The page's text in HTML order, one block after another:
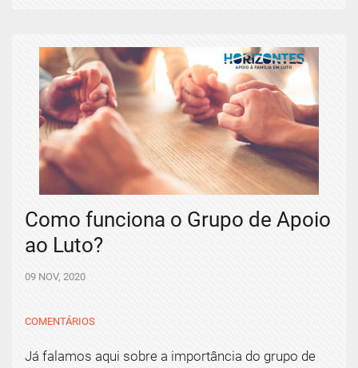
Como funciona o Grupo de Apoio
ao Luto?
09 NOV, 2020
COMENTÁRIOS
Já falamos aqui sobre a importância do grupo de